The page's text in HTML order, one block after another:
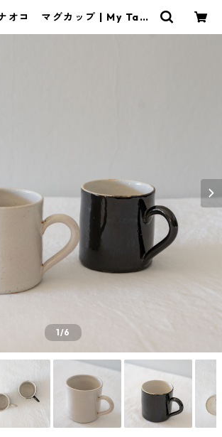
オコ マグカップ | My Tabl
1/6